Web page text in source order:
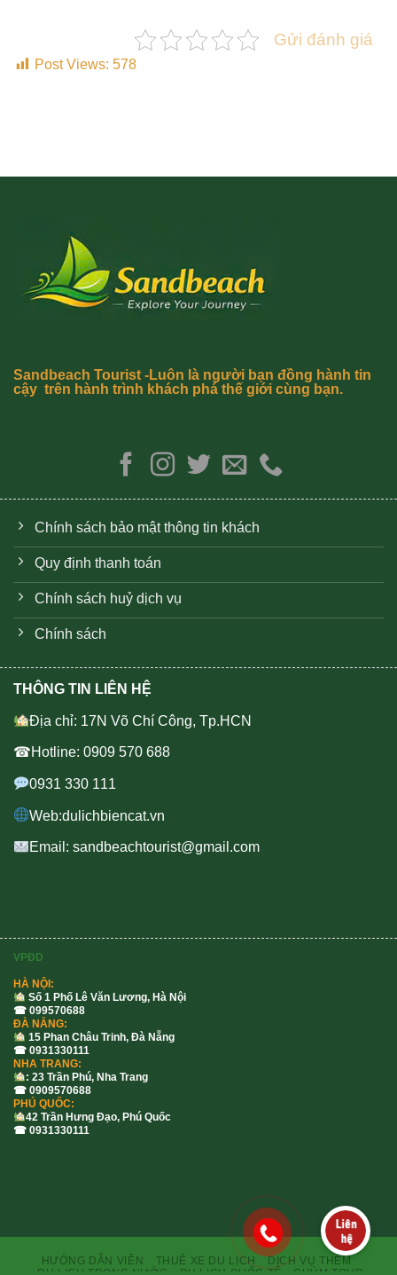
Gửi đánh giá
Post Views: 578
Sandbeach Tourist -Luôn là người bạn đồng hành tin
cậy trên hành trình khách phá thế giới cùng bạn.
Chính sách bảo mật thông tin khách
Quy định thanh toán
Chính sách huỷ dịch vụ
Chính sách
THÔNG TIN LIÊN HỆ
Địa chỉ: 17N Võ Chí Công, Tp.HCN
☎Hotline: 0909 570 688
0931 330 111
Web:dulichbiencat.vn
Email: sandbeachtourist@gmail.com
VPĐD
HÀ NỘI:
Số 1 Phố Lê Văn Lương, Hà Nội
☎ 099570688
ĐÀ NẴNG:
15 Phan Châu Trinh, Đà Nẵng
☎ 0931330111
NHA TRANG:
: 23 Trần Phú, Nha Trang
☎ 0909570688
PHÚ QUỐC:
42 Trần Hưng Đạo, Phú Quốc
☎ 0931330111
HƯỚNG DẪN VIÊN THUÊ XE DU LỊCH
DỊCH VỤ THÊM